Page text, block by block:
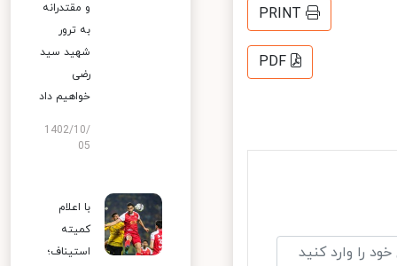
PRINT
PDF
و مقتدرانه
به ترور
شهید سید
رضی
خواهیم داد
1402/10/
05
با اعلام
کمیته
استیناف؛